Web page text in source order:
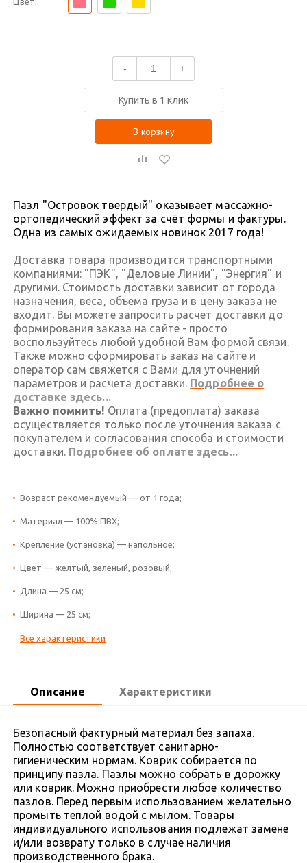
- +
Купить в 1 клик
В корзину
Пазл "Островок твердый" оказывает массажно-
ортопедический эффект за счёт формы и фактуры.
Одна из самых ожидаемых новинок 2017 года!
Доставка товара производится транспортными
компаниями: "ПЭК", "Деловые Линии", "Энергия" и
другими. Стоимость доставки зависит от города
назначения, веса, объема груза и в цену заказа не
входит. Вы можете запросить расчет доставки до
формирования заказа на сайте - просто
воспользуйтесь любой удобной Вам формой связи.
Также можно сформировать заказ на сайте и
оператор сам свяжется с Вами для уточнений
параметров и расчета доставки. Подробнее о
доставке здесь...
Важно помнить! Оплата (предоплата) заказа
осуществляется только после уточнения заказа с
покупателем и согласования способа и стоимости
доставки. Подробнее об оплате здесь...
Возраст рекомендуемый — от 1 года;
Материал — 100% ПВХ;
Крепление (установка) — напольное;
Цвет — желтый, зеленый, розовый;
Длина — 25 см;
Ширина — 25 см;
Все характеристики
Описание Характеристики
Безопасный фактурный материал без запаха.
Полностью соответствует санитарно-
гигиеническим нормам. Коврик собирается по
принципу пазла. Пазлы можно собрать в дорожку
или коврик. Можно приобрести любое количество
пазлов. Перед первым использованием желательно
промыть теплой водой с мылом. Товары
индивидуального использования подлежат замене
и/или возврату только в случае наличия
производственного брака.